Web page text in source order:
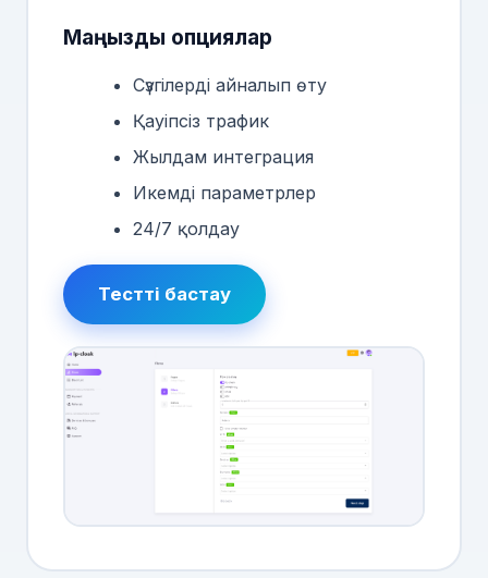
Маңызды опциялар
Сүзгілерді айналып өту
Қауіпсіз трафик
Жылдам интеграция
Икемді параметрлер
24/7 қолдау
Тестті бастау